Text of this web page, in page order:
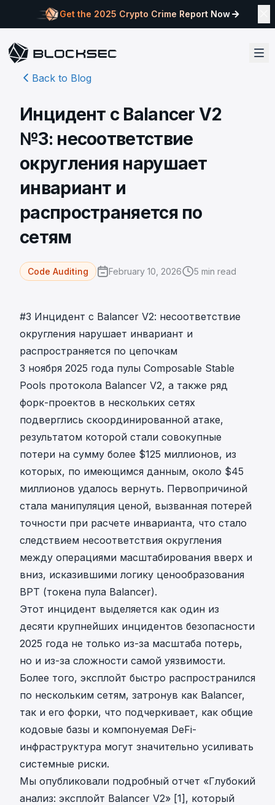
Get the 2025 Crypto Crime Report Now
Back to Blog
Инцидент с Balancer V2
№3: несоответствие
округления нарушает
инвариант и
распространяется по
сетям
Code Auditing February 10, 2026 5 min read
#3 Инцидент с Balancer V2: несоответствие
округления нарушает инвариант и
распространяется по цепочкам
3 ноября 2025 года пулы Composable Stable
Pools протокола Balancer V2, а также ряд
форк-проектов в нескольких сетях
подверглись скоординированной атаке,
результатом которой стали совокупные
потери на сумму более $125 миллионов, из
которых, по имеющимся данным, около $45
миллионов удалось вернуть. Первопричиной
стала манипуляция ценой, вызванная потерей
точности при расчете инварианта, что стало
следствием несоответствия округления
между операциями масштабирования вверх и
вниз, исказившими логику ценообразования
BPT (токена пула Balancer).
Этот инцидент выделяется как один из
десяти крупнейших инцидентов безопасности
2025 года не только из-за масштаба потерь,
но и из-за сложности самой уязвимости.
Более того, эксплойт быстро распространился
по нескольким сетям, затронув как Balancer,
так и его форки, что подчеркивает, как общие
кодовые базы и компонуемая DeFi-
инфраструктура могут значительно усиливать
системные риски.
Мы опубликовали подробный отчет «Глубокий
анализ: эксплойт Balancer V2» [1], который